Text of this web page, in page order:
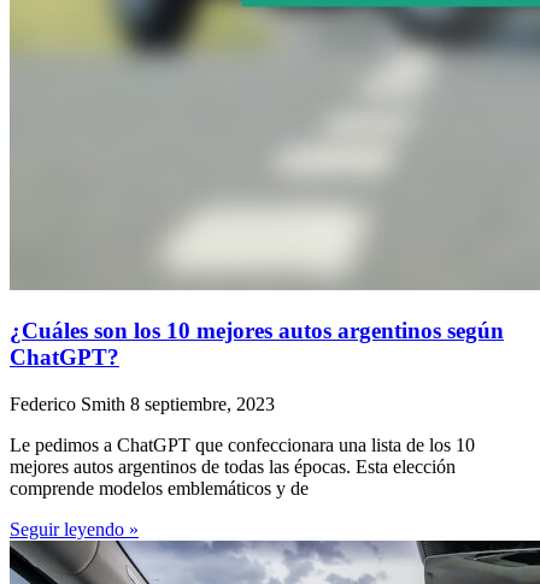
¿Cuáles son los 10 mejores autos argentinos según
ChatGPT?
Federico Smith 8 septiembre, 2023
Le pedimos a ChatGPT que confeccionara una lista de los 10
mejores autos argentinos de todas las épocas. Esta elección
comprende modelos emblemáticos y de
Seguir leyendo »